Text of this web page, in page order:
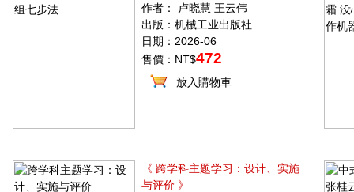
作者： 卢晓慧 王云伟
出版：机械工业出版社
日期：2026-06
售價：NT$472
放入購物車
《 跨学科主题学习：设计、实施
与评价 》